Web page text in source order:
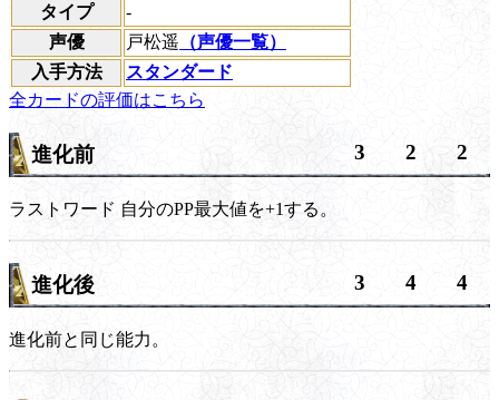
タイプ
-
声優
戸松遥 （声優一覧）
入手方法
スタンダード
全カードの評価はこちら
進化前 3 2 2
ラストワード 自分のPP最大値を+1する。
進化後 3 4 4
進化前と同じ能力。